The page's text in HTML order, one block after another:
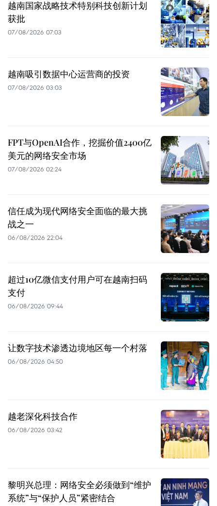
越南国家战略技术特别科技创新计划
获批
07/08/2026 07:03
越南吸引数据中心运营商的投资
07/08/2026 03:03
FPT与OpenAI合作，挖掘价值2400亿
美元的网络安全市场
07/08/2026 02:24
信任成为现代网络安全面临的最大挑
战之一
06/08/2026 22:04
超过10亿微信支付用户可在越南扫码
支付
06/08/2026 09:44
让数字技术渗透边境地区每一个村落
06/08/2026 04:50
越老深化科技合作
06/08/2026 03:42
黎明兴总理：网络安全必须做到“维护
系统”与“保护人员”紧密结合